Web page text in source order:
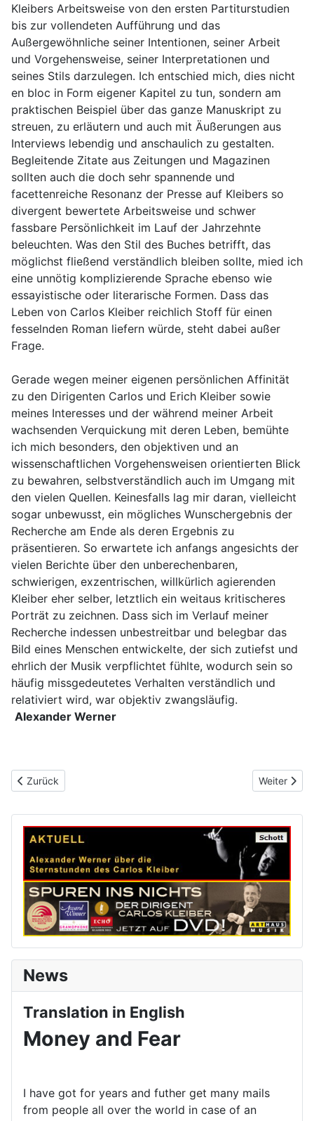
Kleibers Arbeitsweise von den ersten Partiturstudien
bis zur vollendeten Aufführung und das
Außergewöhnliche seiner Intentionen, seiner Arbeit
und Vorgehensweise, seiner Interpretationen und
seines Stils darzulegen. Ich entschied mich, dies nicht
en bloc in Form eigener Kapitel zu tun, sondern am
praktischen Beispiel über das ganze Manuskript zu
streuen, zu erläutern und auch mit Äußerungen aus
Interviews lebendig und anschaulich zu gestalten.
Begleitende Zitate aus Zeitungen und Magazinen
sollten auch die doch sehr spannende und
facettenreiche Resonanz der Presse auf Kleibers so
divergent bewertete Arbeitsweise und schwer
fassbare Persönlichkeit im Lauf der Jahrzehnte
beleuchten. Was den Stil des Buches betrifft, das
möglichst fließend verständlich bleiben sollte, mied ich
eine unnötig komplizierende Sprache ebenso wie
essayistische oder literarische Formen. Dass das
Leben von Carlos Kleiber reichlich Stoff für einen
fesselnden Roman liefern würde, steht dabei außer
Frage.
Gerade wegen meiner eigenen persönlichen Affinität
zu den Dirigenten Carlos und Erich Kleiber sowie
meines Interesses und der während meiner Arbeit
wachsenden Verquickung mit deren Leben, bemühte
ich mich besonders, den objektiven und an
wissenschaftlichen Vorgehensweisen orientierten Blick
zu bewahren, selbstverständlich auch im Umgang mit
den vielen Quellen. Keinesfalls lag mir daran, vielleicht
sogar unbewusst, ein mögliches Wunschergebnis der
Recherche am Ende als deren Ergebnis zu
präsentieren. So erwartete ich anfangs angesichts der
vielen Berichte über den unberechenbaren,
schwierigen, exzentrischen, willkürlich agierenden
Kleiber eher selber, letztlich ein weitaus kritischeres
Porträt zu zeichnen. Dass sich im Verlauf meiner
Recherche indessen unbestreitbar und belegbar das
Bild eines Menschen entwickelte, der sich zutiefst und
ehrlich der Musik verpflichtet fühlte, wodurch sein so
häufig missgedeutetes Verhalten verständlich und
relativiert wird, war objektiv zwangsläufig.
Alexander Werner
Vorheriger Beitrag: Inhalt
Zurück Nächster
Weiter
News
Translation in English
Money and Fear
I have got for years and futher get many mails
from people all over the world in case of an